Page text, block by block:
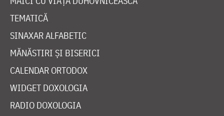
TEMATICĂ
SINAXAR ALFABETIC
MĂNĂSTIRI ȘI BISERICI
CALENDAR ORTODOX
WIDGET DOXOLOGIA
RADIO DOXOLOGIA